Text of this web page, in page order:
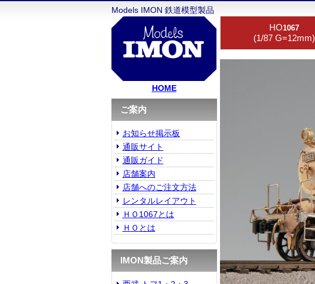
Models IMON 鉄道模型製品
HO1067
(1/87 G=12mm)
HOME
ご案内
お知らせ掲示板
通販サイト
通販ガイド
店舗案内
店舗へのご注文方法
レンタルレイアウト
ＨＯ1067とは
ＨＯとは
IMON製品ご案内